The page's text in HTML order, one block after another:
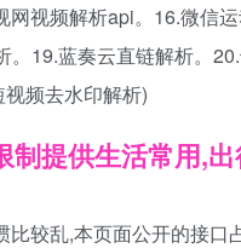
视频解析api。16.微信运
19.蓝奏云直链解析。
频去水印解析)
提供生活常用,
较乱,本页面公开的接口